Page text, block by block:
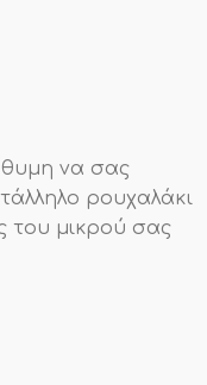
να σας
ρουχαλάκι
του μικρού σας